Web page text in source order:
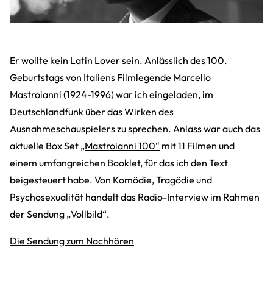
Er wollte kein Latin Lover sein. Anlässlich des 100.
Geburtstags von Italiens Filmlegende Marcello
Mastroianni (1924-1996) war ich eingeladen, im
Deutschlandfunk über das Wirken des
Ausnahmeschauspielers zu sprechen. Anlass war auch das
aktuelle Box Set „Mastroianni 100“ mit 11 Filmen und
einem umfangreichen Booklet, für das ich den Text
beigesteuert habe. Von Komödie, Tragödie und
Psychosexualität handelt das Radio-Interview im Rahmen
der Sendung „Vollbild“.
Die Sendung zum Nachhören